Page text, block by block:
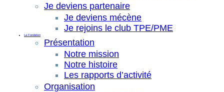
Je deviens partenaire
Je deviens mécène
Je rejoins le club TPE/PME
La Fondation
Présentation
Notre mission
Notre histoire
Les rapports d’activité
Organisation